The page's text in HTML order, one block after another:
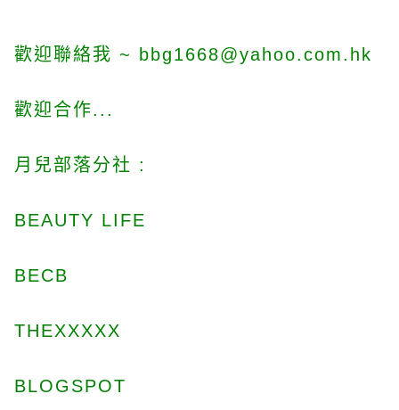
歡迎聯絡我 ~ bbg1668@yahoo.com.hk
歡迎合作...
月兒部落分社 :
BEAUTY LIFE
BECB
THEXXXXX
BLOGSPOT